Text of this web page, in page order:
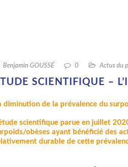
Benjamin GOUSSÉ 0 Actus du
SCIENTIFIQUE –
diminution de la prévalence du
scientifique parue en juillet
obèses ayant bénéficié des
durable de cette